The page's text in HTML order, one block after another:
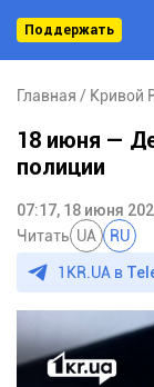
Поддержать
Главная Кривой
18 июня —
полиции
07:17, 18 июня
Читать UA RU
1KR.UA в